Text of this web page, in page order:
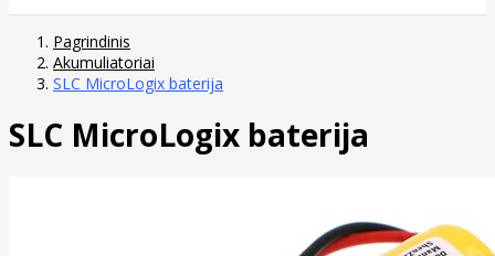
Pagrindinis
Akumuliatoriai
SLC MicroLogix baterija
SLC MicroLogix baterija